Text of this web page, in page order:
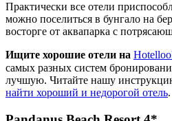
Практически все отели
можно поселиться в бунгало на
восторге от аквапарка с
Ищите хорошие отели на
самых разных систем
лучшую. Читайте нашу
найти хороший и недорогой отель.